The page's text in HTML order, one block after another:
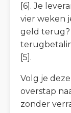
[6]. Je
vier weken
geld terug?
[5].
Volg je
overstap
zonder